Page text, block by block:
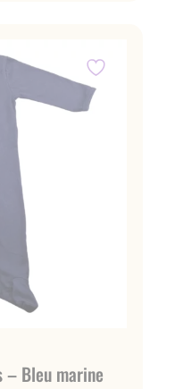
– Bleu marine